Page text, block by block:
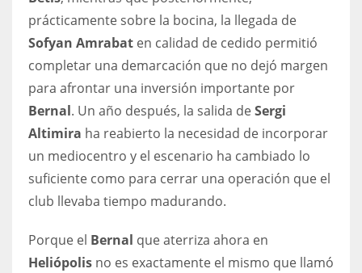
17
DAL
prácticamente sobre la bocina, la llegada de
Sofyan Amrabat en calidad de cedido permitió
completar una demarcación que no dejó margen
para afrontar una inversión importante por
Bernal. Un año después, la salida deSergi
Altimira ha reabierto la necesidad de incorporar
un mediocentro y el escenario ha cambiado lo
suficiente como para cerrar una operación que el
club llevaba tiempo madurando.
Porque el Bernal que aterriza ahora en
Heliópolis no es exactamente el mismo que llamó